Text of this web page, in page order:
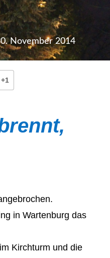
November 2014
+1
in Wartenburg das
Kirchturm und die